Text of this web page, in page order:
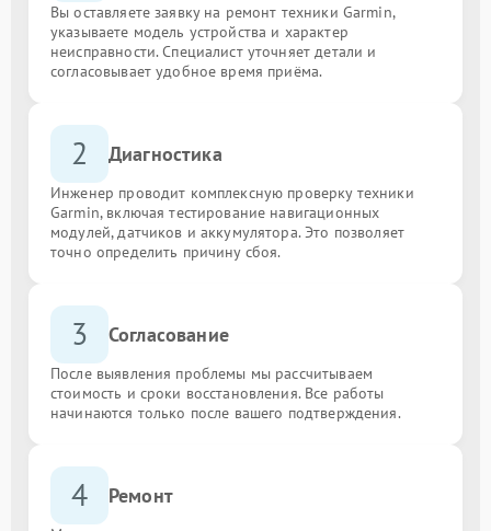
Вы оставляете заявку на ремонт техники Garmin,
указываете модель устройства и характер
неисправности. Специалист уточняет детали и
согласовывает удобное время приёма.
2 Диагностика
Инженер проводит комплексную проверку техники
Garmin, включая тестирование навигационных
модулей, датчиков и аккумулятора. Это позволяет
точно определить причину сбоя.
3 Согласование
После выявления проблемы мы рассчитываем
стоимость и сроки восстановления. Все работы
начинаются только после вашего подтверждения.
4 Ремонт